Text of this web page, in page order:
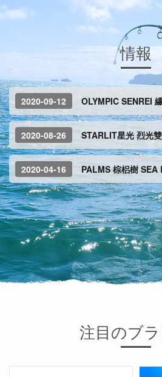
情報
2020-09-12 OLYMPIC SENREI
2020-08-26 STARLIT星光 烈光
2020-04-16 PALMS 棕梠樹
注目のブ